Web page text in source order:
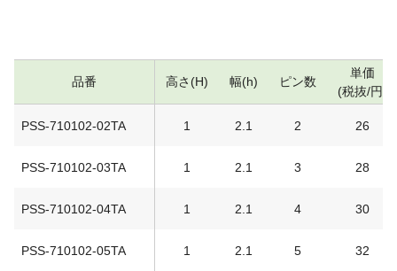
品番 高さ(H) 幅(h) ピン数
単価
(税抜/円)
PSS-710102-02TA 1 2.1 2 26
PSS-710102-03TA 1 2.1 3 28
PSS-710102-04TA 1 2.1 4 30
PSS-710102-05TA 1 2.1 5 32